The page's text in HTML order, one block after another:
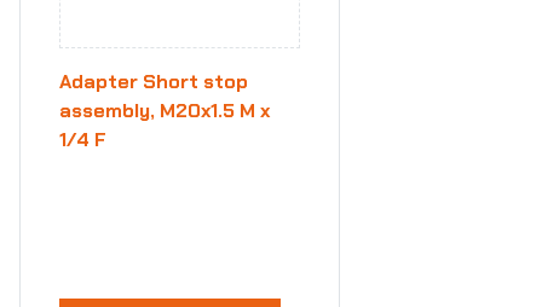
Adapter Short stop
assembly, M20x1.5 M x
1/4 F